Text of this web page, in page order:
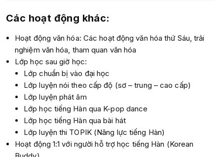
Các hoạt động khác:
Hoạt động văn hóa: Các hoạt động văn hóa thứ Sáu, trải
nghiệm văn hóa, tham quan văn hóa
Lớp học sau giờ học:
Lớp chuẩn bị vào đại học
Lớp luyện nói theo cấp độ (sơ – trung – cao cấp)
Lớp luyện phát âm
Lớp học tiếng Hàn qua K-pop dance
Lớp học tiếng Hàn qua bài hát
Lớp luyện thi TOPIK (Năng lực tiếng Hàn)
Hoạt động 1:1 với người hỗ trợ học tiếng Hàn (Korean